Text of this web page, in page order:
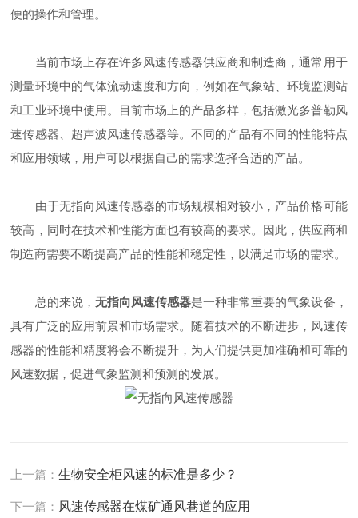
便的操作和管理。
当前市场上存在许多风速传感器供应商和制造商，通常用于
测量环境中的气体流动速度和方向，例如在气象站、环境监测站
和工业环境中使用。目前市场上的产品多样，包括激光多普勒风
速传感器、超声波风速传感器等。不同的产品有不同的性能特点
和应用领域，用户可以根据自己的需求选择合适的产品。
由于无指向风速传感器的市场规模相对较小，产品价格可能
较高，同时在技术和性能方面也有较高的要求。因此，供应商和
制造商需要不断提高产品的性能和稳定性，以满足市场的需求。
总的来说， 无指向风速传感器是一种非常重要的气象设备，
具有广泛的应用前景和市场需求。随着技术的不断进步，风速传
感器的性能和精度将会不断提升，为人们提供更加准确和可靠的
风速数据，促进气象监测和预测的发展。
上一篇：生物安全柜风速的标准是多少？
下一篇： 风速传感器在煤矿通风巷道的应用